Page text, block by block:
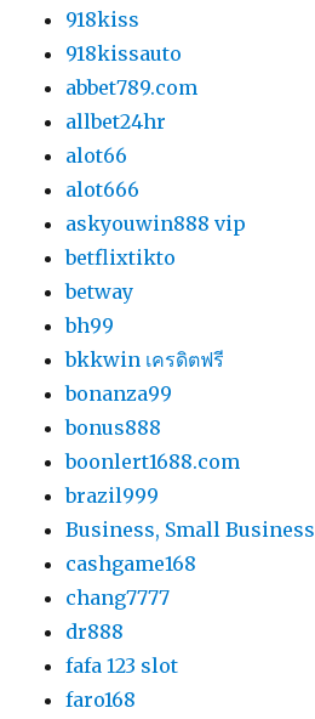
918kiss
918kissauto
abbet789.com
allbet24hr
alot66
alot666
askyouwin888 vip
betflixtikto
betway
bh99
bkkwin เครดิตฟรี
bonanza99
bonus888
boonlert1688.com
brazil999
Business, Small Business
cashgame168
chang7777
dr888
fafa 123 slot
faro168